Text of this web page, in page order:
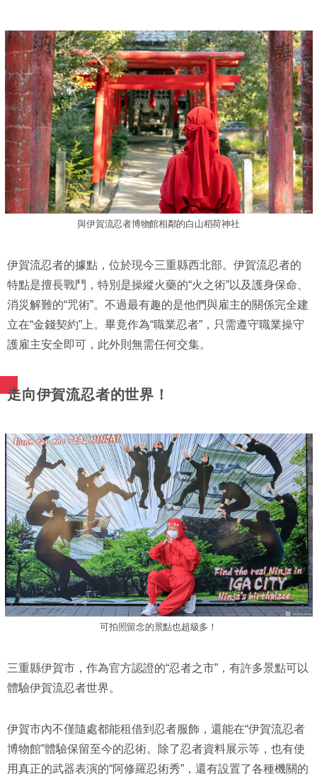
與伊賀流忍者博物館相鄰的白山稻荷神社
伊賀流忍者的據點，位於現今三重縣西北部。伊賀流忍者的
特點是擅長戰鬥，特別是操縱火藥的“火之術”以及護身保命、
消災解難的“咒術”。不過最有趣的是他們與雇主的關係完全建
立在“金錢契約”上。畢竟作為“職業忍者”，只需遵守職業操守
護雇主安全即可，此外則無需任何交集。
走向伊賀流忍者的世界！
可拍照留念的景點也超級多！
三重縣伊賀市，作為官方認證的“忍者之市”，有許多景點可以
體驗伊賀流忍者世界。
伊賀市內不僅隨處都能租借到忍者服飾，還能在“伊賀流忍者
博物館”體驗保留至今的忍術。除了忍者資料展示等，也有使
用真正的武器表演的“阿修羅忍術秀”，還有設置了各種機關的